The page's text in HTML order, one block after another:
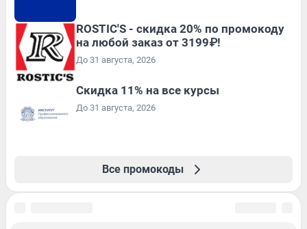
ROSTIC'S - скидка 20% по промокоду
на любой заказ от 3199₽!
До 31 августа, 2026
Скидка 11% на все курсы
До 31 августа, 2026
Все промокоды